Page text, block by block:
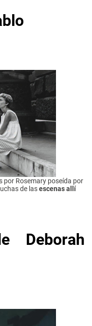
por Rosemary poseída por
de lasescenas allí
Deborah